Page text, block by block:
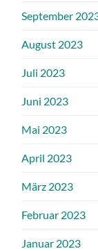
September
August 2023
Juli 2023
Juni 2023
Mai 2023
April 2023
März 2023
Februar 2023
Januar 2023